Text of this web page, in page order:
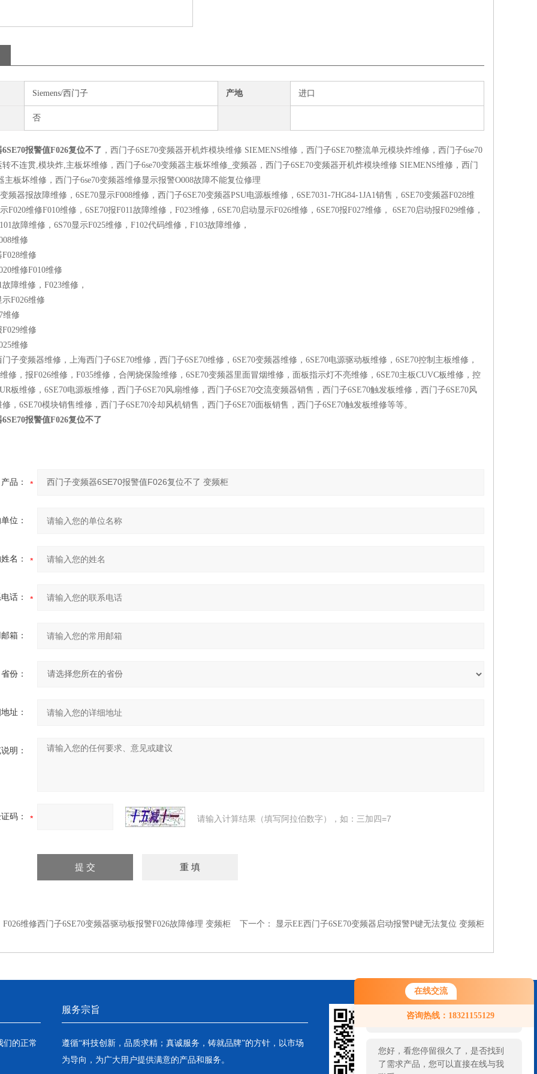
在线交流
咨询热线：18321155129
您好！欢迎前来咨询，很高兴为您
服务，请问您要咨询什么问题呢？
您好，看您停留很久了，是否找到
了需求产品，您可以直接在线与我
Siemens/西门子 产地 进口
否
报警值F026复位不了 ，西门子6SE70变频器开机炸模块维修 SIEMENS维修，西门子6SE70整流单元模块炸维修，西门子6se70
不连贯,模块炸,主板坏维修，西门子6se70变频器主板坏维修_变频器，西门子6SE70变频器开机炸模块维修 SIEMENS维修，西门
主板坏维修，西门子6se70变频器维修显示报警O008故障不能复位修理
频器报故障维修，6SE70显示F008维修，西门子6SE70变频器PSU电源板维修，6SE7031-7HG84-1JA1销售，6SE70变频器F028维
F020维修F010维修，6SE70报F011故障维修，F023维修，6SE70启动显示F026维修，6SE70报F027维修， 6SE70启动报F029维修，
故障维修，6S70显示F025维修，F102代码维修，F103故障维修，
维修
维修
维修F010维修
故障维修，F023维修，
F026维修
维修
维修
维修
子变频器维修，上海西门子6SE70维修，西门子6SE70维修，6SE70变频器维修，6SE70电源驱动板维修，6SE70控制主板维修，
修，报F026维修，F035维修，合闸烧保险维修，6SE70变频器里面冒烟维修，面板指示灯不亮维修，6SE70主板CUVC板维修，控
板维修，6SE70电源板维修，西门子6SE70风扇维修，西门子6SE70交流变频器销售，西门子6SE70触发板维修，西门子6SE70风
，6SE70模块销售维修，西门子6SE70冷却风机销售，西门子6SE70面板销售，西门子6SE70触发板维修等等。
报警值F026复位不了
产品：
位：
名：
话：
箱：
省份：
址：
明：
码： 请输入计算结果（填写阿拉伯数字），如：三加四=7
F026维修西门子6SE70变频器驱动板报警F026故障修理 变频柜 下一个： 显示EE西门子6SE70变频器启动报警P键无法复位 变频柜
们的正常
服务宗旨
遵循“科技创新，品质求精；真诚服务，铸就品牌”的方针，以市场
为导向，为广大用户提供满意的产品和服务。